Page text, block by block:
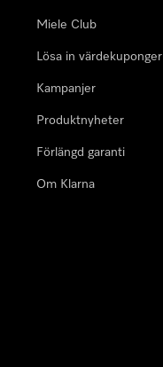
Miele Club
Lösa in värdekuponger
Kampanjer
Produktnyheter
Förlängd garanti
Om Klarna